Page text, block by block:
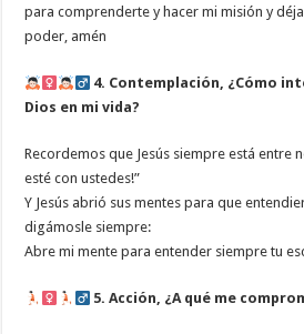
para comprenderte y hacer mi misión y
poder, amén
4. Contemplación, ¿Cómo
Dios en mi vida?
Recordemos que Jesús siempre está entre
esté con ustedes!”
Y Jesús abrió sus mentes para que
digámosle siempre:
Abre mi mente para entender siempre tu
5. Acción, ¿A qué me